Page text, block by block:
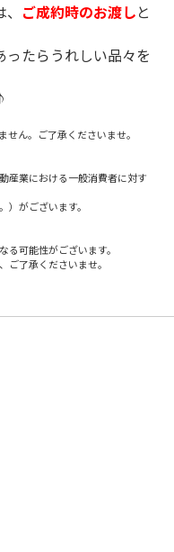
ご成約時のお渡しと
たらうれしい品々を
ん。ご了承くださいませ。
産業における一般消費者に対す
がございます。
可能性がございます。
ご了承くださいませ。